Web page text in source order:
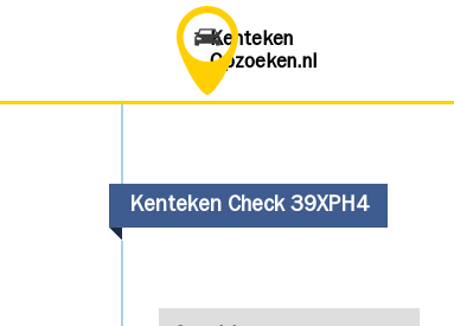
Kenteken
Opzoeken.nl
Kenteken Check 39XPH4